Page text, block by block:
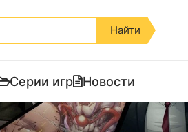
Найти
Серии игр Новости